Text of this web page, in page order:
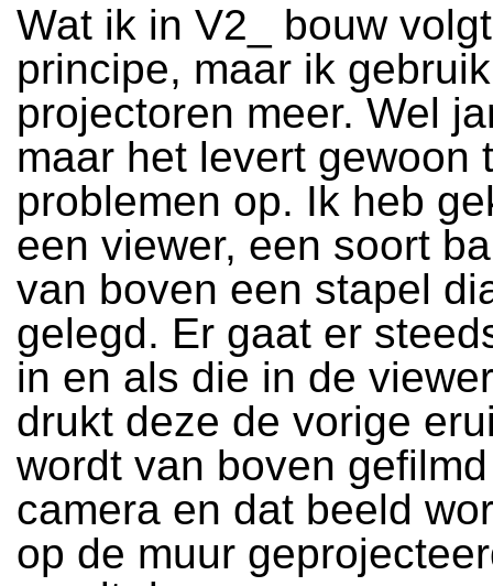
Wat ik in V2_ bouw
principe, maar ik
projectoren meer. Wel
maar het levert gewoon
problemen op. Ik heb
een viewer, een soort
van boven een stapel
gelegd. Er gaat er
in en als die in de
drukt deze de vorige
wordt van boven
camera en dat beeld
op de muur